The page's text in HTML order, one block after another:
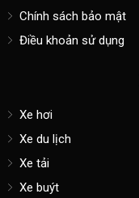
Chính sách bảo mật
Điều khoản sử dụng
Xe hơi
Xe du lịch
Xe tải
Xe buýt